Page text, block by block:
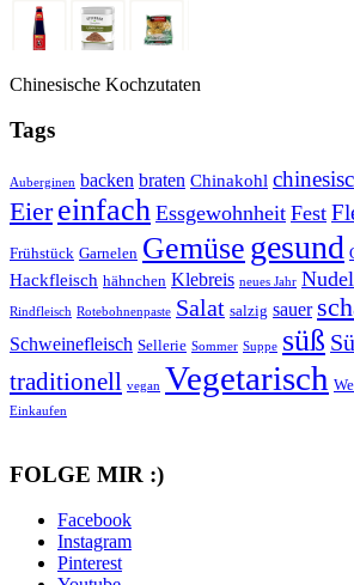
Chinesische Kochzutaten
Tags
Auberginen backen braten Chinakohl
Eier einfach Essgewohnheit Fest
Frühstück Garnelen Gemüse gesund
Hackfleisch hähnchen Klebreis neues Jahr
Rindfleisch Rotebohnenpaste Salat salzig sauer
Schweinefleisch Sellerie Sommer Suppe süß
traditionell vegan Vegetarisch
Einkaufen
FOLGE MIR :)
Facebook
Instagram
Pinterest